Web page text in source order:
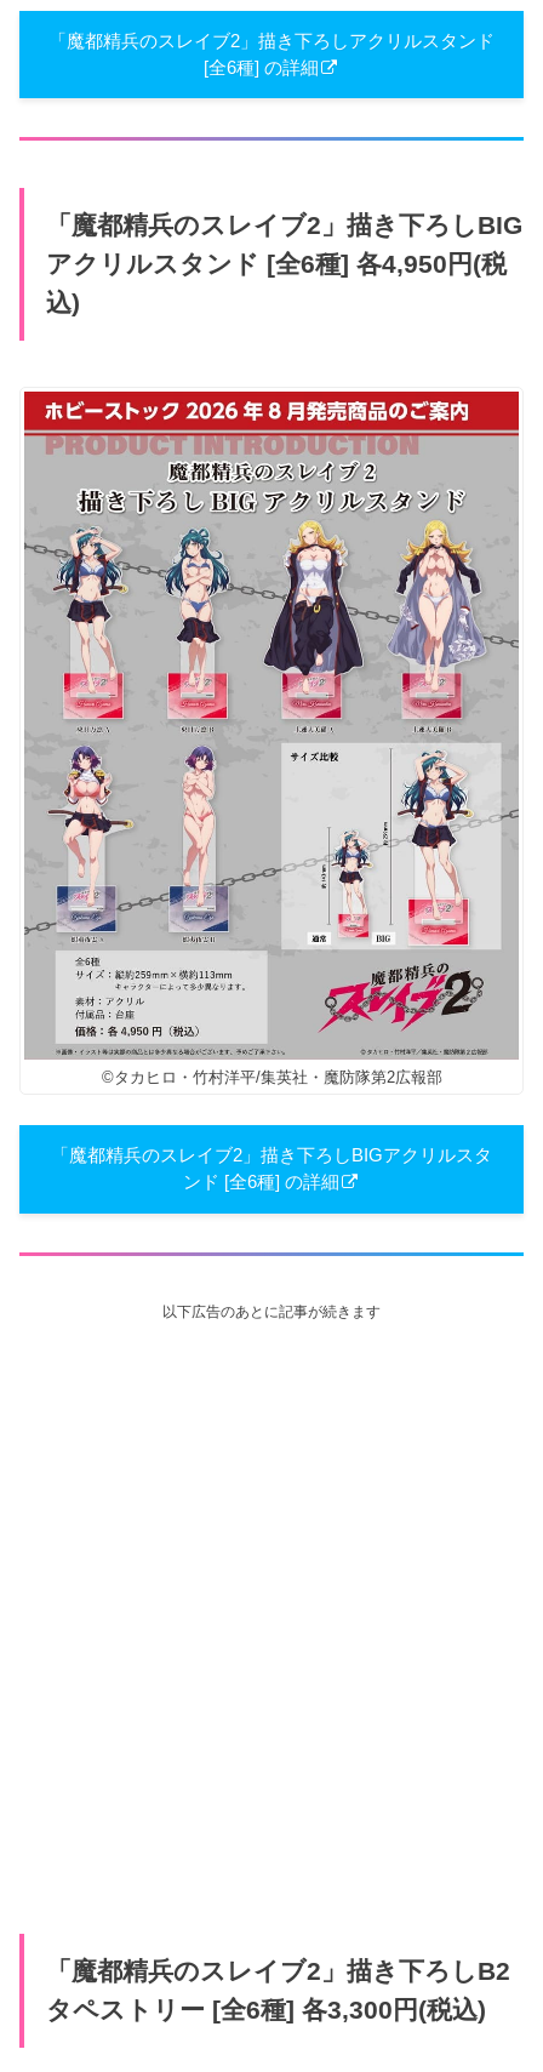
「魔都精兵のスレイブ2」描き下ろしアクリルスタンド
[全6種] の詳細
「魔都精兵のスレイブ2」描き下ろしBIG
アクリルスタンド [全6種] 各4,950円(税
込)
©タカヒロ・竹村洋平/集英社・魔防隊第2広報部
「魔都精兵のスレイブ2」描き下ろしBIGアクリルスタ
ンド [全6種] の詳細
以下広告のあとに記事が続きます
「魔都精兵のスレイブ2」描き下ろしB2
タペストリー [全6種] 各3,300円(税込)